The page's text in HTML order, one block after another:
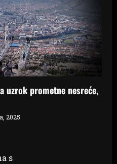
prometne nesreće,
2025
s